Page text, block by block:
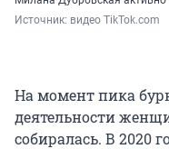
Источник: видео TikTok.com
На момент пика
деятельности
собиралась. В 2020